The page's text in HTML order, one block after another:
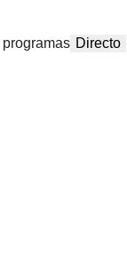
Directo